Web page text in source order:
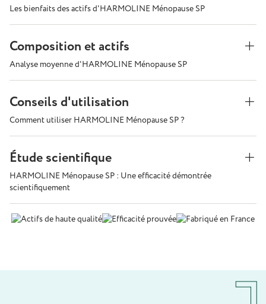
Les bienfaits des actifs d'HARMOLINE Ménopause SP
Composition et actifs
Analyse moyenne d'HARMOLINE Ménopause SP
Conseils d'utilisation
Comment utiliser HARMOLINE Ménopause SP ?
Étude scientifique
HARMOLINE Ménopause SP : Une efficacité démontrée
scientifiquement